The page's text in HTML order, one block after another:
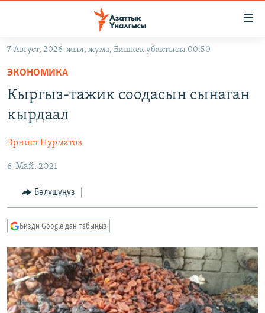
Навигацияга
өтүңүз
Издөөгө
салыңызКЫРГЫЗСТАН
ЭКОНОМИКА
МАДАНИЯТ
ДҮЙНӨ
БОРБОР АЗИЯ
УКРАИНА
АТАЙЫН ИЛИКТӨӨ
ТВ ПРОГРАММАЛАР
БҮГҮН АЗАТТЫКТА
БИЗ ЖАНА ДҮЙНӨ
ДАНИСТЕ
ЭЖЕ-СИҢДИЛЕР
АЗАТТЫК+
ПОДКАСТ
ӨЗГӨЧӨ ПИКИР
ОНЛАЙН ШЕРИНЕ
7-Август, 2026-жыл, жума, Бишкек убактысы 00:50
ЭКОНОМИКА
Кыргыз-тажик соодасын сынаган
кырдаал
Эрнист Нурматов
6-Май, 2021
Бөлүшүңүз
Бизди Google'дан табыңыз